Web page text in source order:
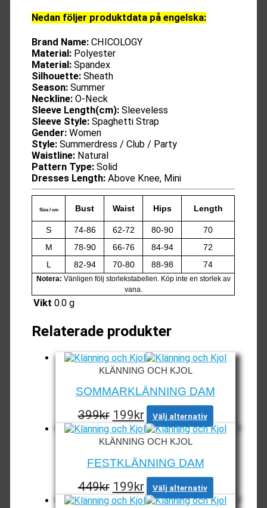
Nedan följer produktdata på engelska:
Brand Name: CHICOLOGY
Material: Polyester
Material: Spandex
Silhouette: Sheath
Season: Summer
Neckline: O-Neck
Sleeve Length(cm): Sleeveless
Sleeve Style: Spaghetti Strap
Gender: Women
Style: Summerdress / Club / Party
Waistline: Natural
Pattern Type: Solid
Dresses Length: Above Knee, Mini
Size / cm Bust Waist Hips Length
S 74-86 62-72 80-90
70
M
78-90 66-76 84-94
72
L
82-94 70-80 88-98 74
Notera: Vänligen följ storlekstabellen. Köp inte en storlek av
vana.
Vikt 0.0 g
Relaterade produkter
KLÄNNING OCH KJOL
SOMMARKLÄNNING DAM
399kr Det
ursprungliga
priset
var:
399kr.
199krDet
nuvarande
priset
är:
199kr.
Välj alternativ
här
produkten
De
olika
alternativen
KLÄNNING OCH KJOL
FESTKLÄNNING DAM
449kr Det
ursprungliga
199krDet
nuvarande
Välj alternativ
här